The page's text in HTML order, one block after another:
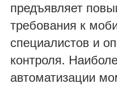
предъявляет
требования к
специалистов и
контроля.
автоматизации